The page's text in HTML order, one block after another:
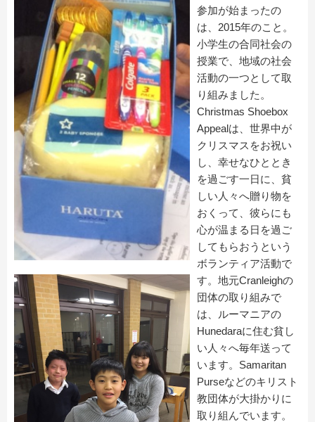
参加が始まったの
は、2015年のこと。
小学生の合同社会の
授業で、地域の社会
活動の一つとして取
り組みました。
Christmas Shoebox
Appealは、世界中が
クリスマスをお祝い
し、幸せなひととき
を過ごす一日に、貧
しい人々へ贈り物を
おくって、彼らにも
心が温まる日を過ご
してもらおうという
ボランティア活動で
す。地元Cranleighの
団体の取り組みで
は、ルーマニアの
Hunedaraに住む貧し
い人々へ毎年送って
います。Samaritan
Purseなどのキリスト
教団体が大掛かりに
取り組んでいます。